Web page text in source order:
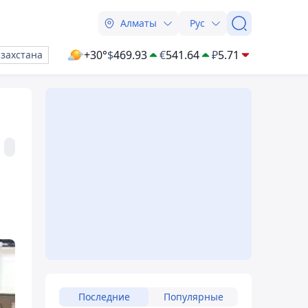
Алматы Рус
+30°$469.93 €541.64 ₽5.71
Последние Популярные